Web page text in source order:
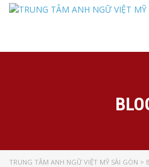
TRUNG TÂM ANH NGỮ VIỆT MỸ SÀI GÒN >